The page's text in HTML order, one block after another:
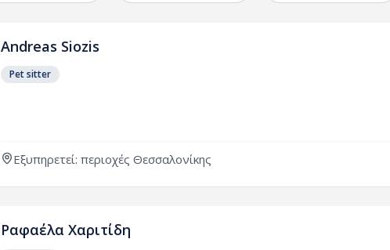
Andreas Siozis
Pet sitter
Εξυπηρετεί: περιοχές Θεσσαλονίκης
Ραφαέλα Χαριτίδη